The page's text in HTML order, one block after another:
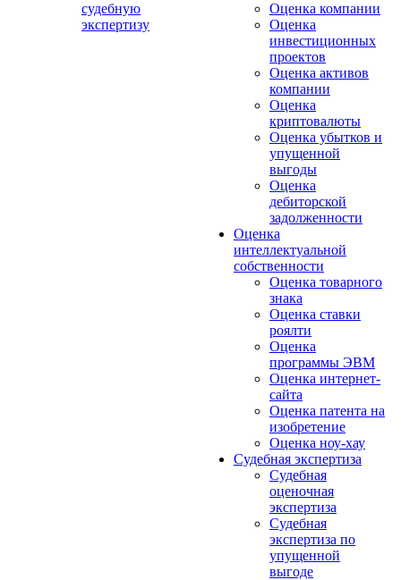
судебную
экспертизу
Оценка компании
Оценка
инвестиционных
проектов
Оценка активов
компании
Оценка
криптовалюты
Оценка убытков и
упущенной
выгоды
Оценка
дебиторской
задолженности
Оценка
интеллектуальной
собственности
Оценка товарного
знака
Оценка ставки
роялти
Оценка
программы ЭВМ
Оценка интернет-
сайта
Оценка патента на
изобретение
Оценка ноу-хау
Судебная экспертиза
Судебная
оценочная
экспертиза
Судебная
экспертиза по
упущенной
выгоде